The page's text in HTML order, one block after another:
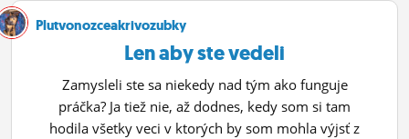
Plutvonozceakrivozubky
Len aby ste vedeli
Zamysleli ste sa niekedy nad tým ako funguje
práčka? Ja tiež nie, až dodnes, kedy som si tam
hodila všetky veci v ktorých by som mohla výjsť z